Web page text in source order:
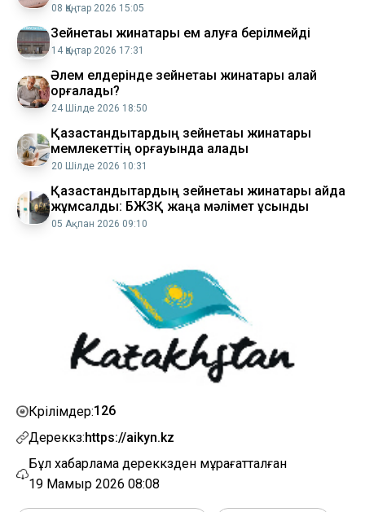
08 Қаңтар 2026 15:05
Зейнетақы жинақтары ем алуға берілмейді
14 Қаңтар 2026 17:31
Әлем елдерінде зейнетақы жинақтары қалай
қорғалады?
24 Шілде 2026 18:50
Қазақстандықтардың зейнетақы жинақтары
мемлекеттің қорғауында қалады
20 Шілде 2026 10:31
Қазақстандықтардың зейнетақы жинақтары қайда
жұмсалды: БЖЗҚ жаңа мәлімет ұсынды
05 Ақпан 2026 09:10
Көрілімдер:126
Дереккөз:https://aikyn.kz
Бұл хабарлама дереккөзден мұрағатталған
19 Мамыр 2026 08:08